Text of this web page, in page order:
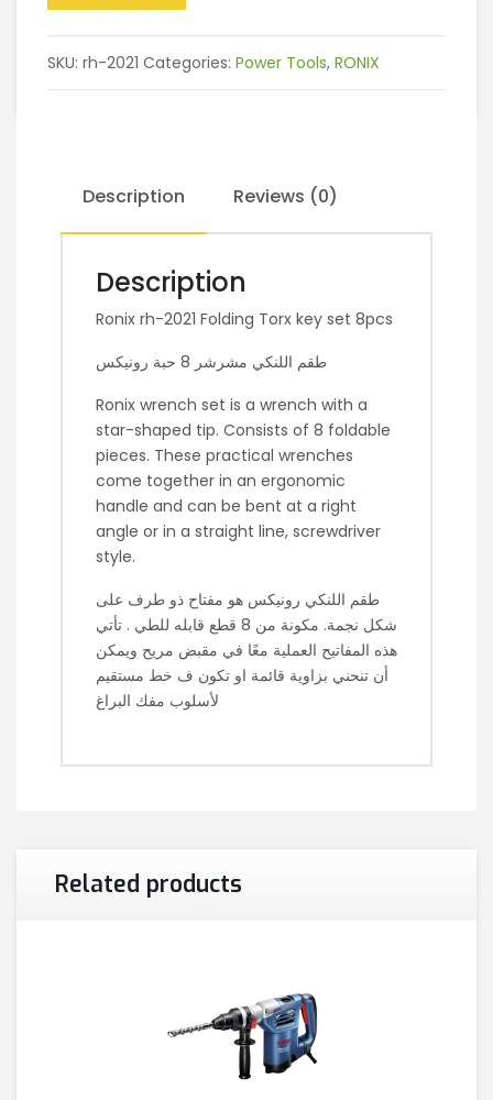
SKU: rh-2021 Categories: Power Tools, RONIX
Description Reviews (0)
Description
Ronix rh-2021 Folding Torx key set 8pcs
طقم اللنكي مشرشر 8 حبة رونيكس
Ronix wrench set is a wrench with a
star-shaped tip. Consists of 8 foldable
pieces. These practical wrenches
come together in an ergonomic
handle and can be bent at a right
angle or in a straight line, screwdriver
style.
طقم اللنكي رونيكس هو مفتاح ذو طرف على
شكل نجمة. مكونة من 8 قطع قابله للطي . تأتي
هذه المفاتيح العملية معًا في مقبض مريح ويمكن
أن تنحني بزاوية قائمة او تكون ف خط مستقيم
لأسلوب مفك البراغ
Related products